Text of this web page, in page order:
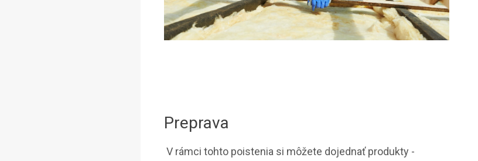
Preprava
V rámci tohto poistenia si môžete dojednať produkty -